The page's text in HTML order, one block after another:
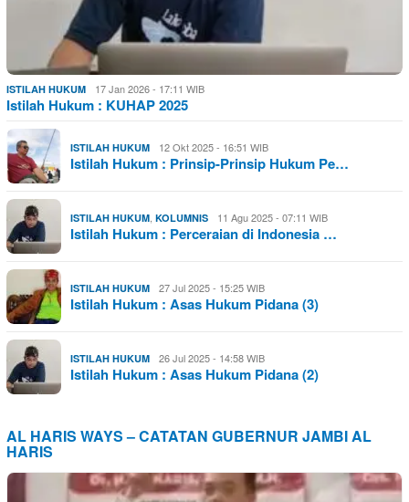
ISTILAH HUKUM 17 Jan 2026 - 17:11 WIB
Istilah Hukum : KUHAP 2025
ISTILAH HUKUM 12 Okt 2025 - 16:51 WIB
Istilah Hukum : Prinsip-Prinsip Hukum Pe…
ISTILAH HUKUM, KOLUMNIS 11 Agu 2025 - 07:11 WIB
Istilah Hukum : Perceraian di Indonesia …
ISTILAH HUKUM 27 Jul 2025 - 15:25 WIB
Istilah Hukum : Asas Hukum Pidana (3)
ISTILAH HUKUM 26 Jul 2025 - 14:58 WIB
Istilah Hukum : Asas Hukum Pidana (2)
AL HARIS WAYS – CATATAN GUBERNUR JAMBI AL
HARIS